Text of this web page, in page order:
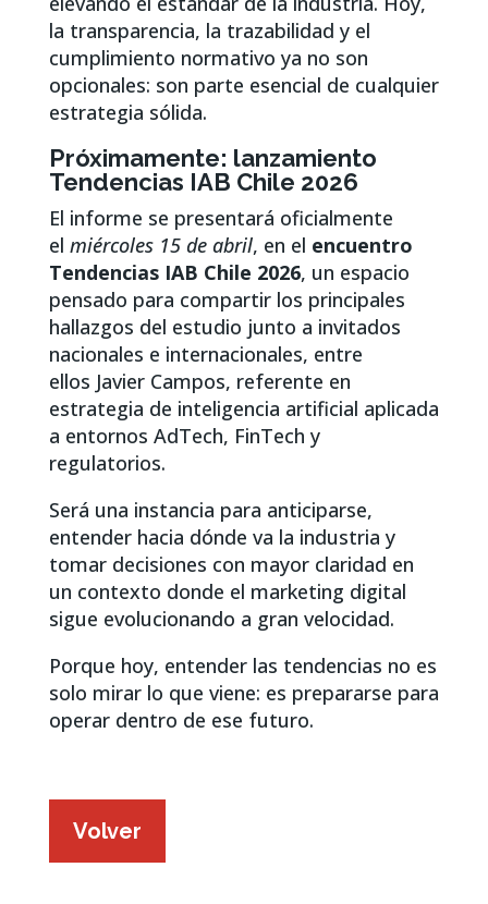
la transparencia, la trazabilidad y el
cumplimiento normativo ya no son
opcionales: son parte esencial de cualquier
estrategia sólida.
Próximamente: lanzamiento
Tendencias IAB Chile 2026
El informe se presentará oficialmente
el miércoles 15 de abril, en el encuentro
Tendencias IAB Chile 2026, un espacio
pensado para compartir los principales
hallazgos del estudio junto a invitados
nacionales e internacionales, entre
ellos Javier Campos, referente en
estrategia de inteligencia artificial aplicada
a entornos AdTech, FinTech y
regulatorios.
Será una instancia para anticiparse,
entender hacia dónde va la industria y
tomar decisiones con mayor claridad en
un contexto donde el marketing digital
sigue evolucionando a gran velocidad.
Porque hoy, entender las tendencias no es
solo mirar lo que viene: es prepararse para
operar dentro de ese futuro.
Volver